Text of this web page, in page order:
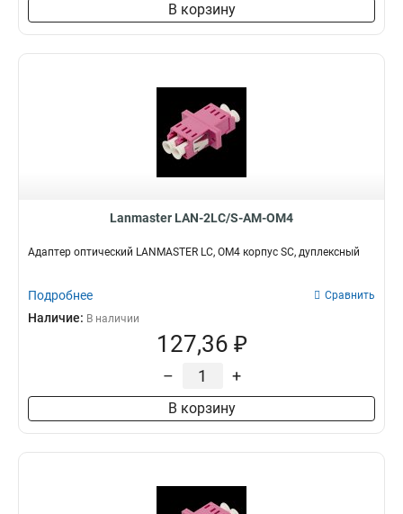
В корзину
Lanmaster LAN-2LC/S-AM-OM4
Адаптер оптический LANMASTER LC, OM4 корпус SC, дуплексный
Подробнее Сравнить
Наличие: В наличии
127,36 ₽
– +
В корзину